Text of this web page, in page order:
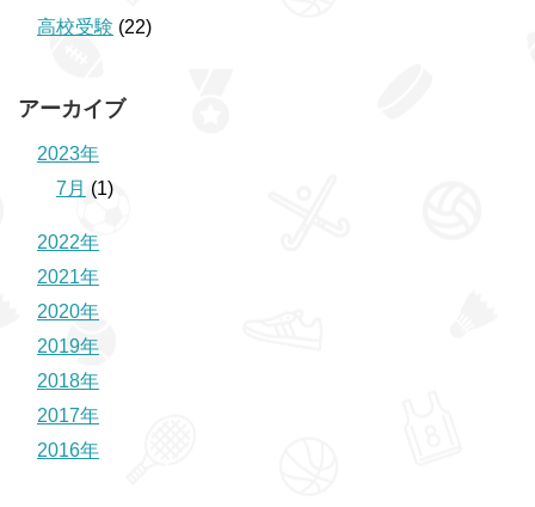
高校受験 (22)
アーカイブ
2023年
7月 (1)
2022年
2021年
2020年
2019年
2018年
2017年
2016年